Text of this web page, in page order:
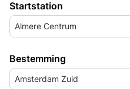
Startstation
Almere Centrum
Bestemming
Amsterdam Zuid